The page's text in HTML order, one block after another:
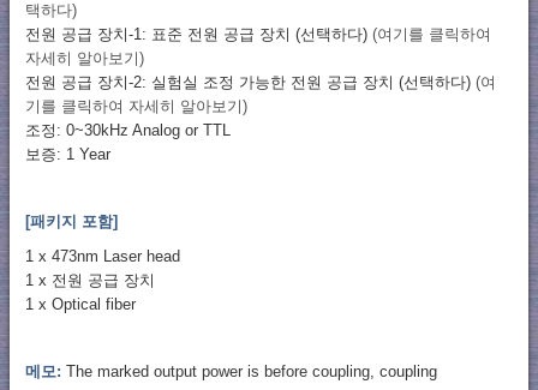
택하다)
전원 공급 장치-1: 표준 전원 공급 장치 (선택하다) (여기를 클릭하여
자세히 알아보기)
전원 공급 장치-2: 실험실 조정 가능한 전원 공급 장치 (선택하다) (여
기를 클릭하여 자세히 알아보기)
조정: 0~30kHz Analog or TTL
보증: 1 Year
[패키지 포함]
1 x 473nm Laser head
1 x 전원 공급 장치
1 x Optical fiber
메모: The marked output power is before coupling, coupling